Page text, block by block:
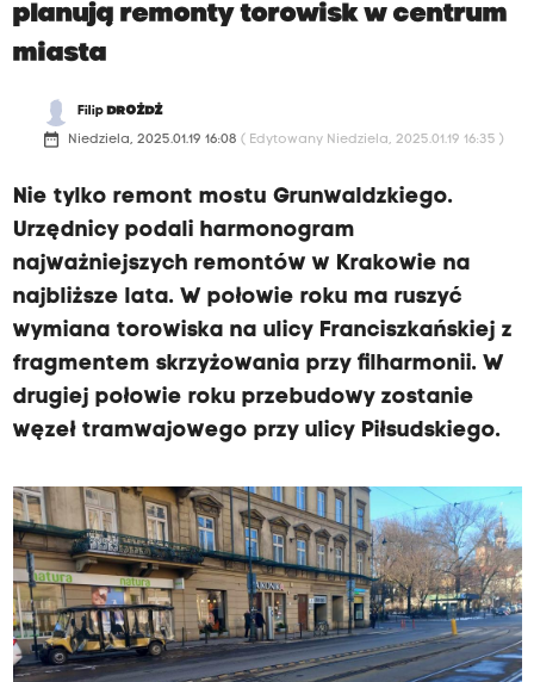
planują remonty torowisk w centrum
miasta
Filip DROŻDŻ
date_range Niedziela, 2025.01.19 16:08 ( Edytowany Niedziela, 2025.01.19 16:35 )
Nie tylko remont mostu Grunwaldzkiego.
Urzędnicy podali harmonogram
najważniejszych remontów w Krakowie na
najbliższe lata. W połowie roku ma ruszyć
wymiana torowiska na ulicy Franciszkańskiej z
fragmentem skrzyżowania przy filharmonii. W
drugiej połowie roku przebudowy zostanie
węzeł tramwajowego przy ulicy Piłsudskiego.